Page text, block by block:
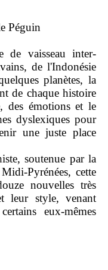
Péguin
de vaisseau inter-
de l'Indonésie
planètes, la
de chaque histoire
des émotions et le
dyslexiques pour
une juste place
soutenue par la
Pyrénées, cette
nouvelles très
leur style, venant
eux-mêmes